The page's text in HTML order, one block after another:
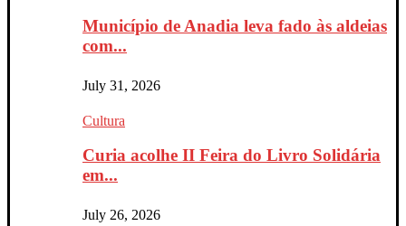
Município de Anadia leva fado às aldeias
com...
July 31, 2026
Cultura
Curia acolhe II Feira do Livro Solidária
em...
July 26, 2026